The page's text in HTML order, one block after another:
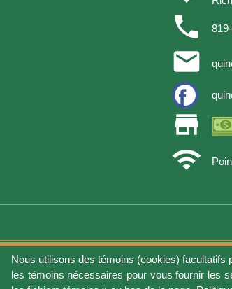
Nous utilisons des témoins (cookies)
les témoins nécessaires pour vous fournir les
phone
email
store
wifi